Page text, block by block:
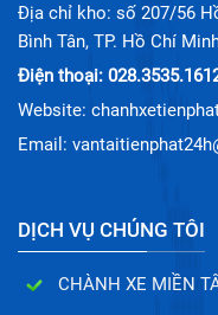
Địa chỉ kho: số 207/56
Bình Tân, TP. Hồ Chí
Điện thoại:
Website:
Email:
DỊCH VỤ CHÚNG TÔI
CHÀNH XE MIỀN